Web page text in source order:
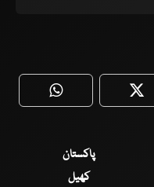
WhatsApp
پاکستان
کھیل